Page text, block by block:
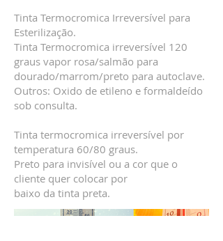
Tinta Termocromica Irreversível para
Esterilização.
Tinta Termocromica irreversível 120
graus vapor rosa/salmão para
dourado/marrom/preto para autoclave.
Outros: Oxido de etileno e formaldeído
sob consulta.
Tinta termocromica irreversível por
temperatura 60/80 graus.
Preto para invisível ou a cor que o
cliente quer colocar por
baixo da tinta preta.